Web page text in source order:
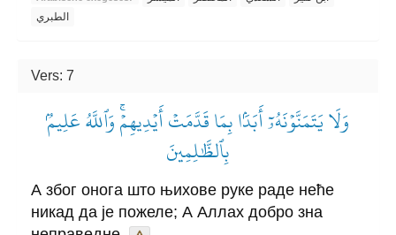
الطبري
Vers: 7
وَلَا يَتَمَنَّوۡنَهُۥٓ أَبَدَۢا بِمَا قَدَّمَتۡ أَيۡدِيهِمۡۚ وَٱللَّهُ عَلِيمُۢ
بِٱلظَّٰلِمِينَ
А због онога што њихове руке раде неће
никад да је пожеле; А Аллах добро зна